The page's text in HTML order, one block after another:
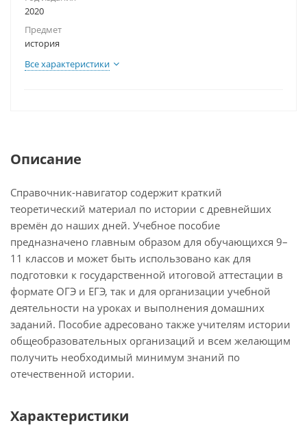
2020
Предмет
история
Все характеристики
Описание
Справочник-навигатор содержит краткий
теоретический материал по истории с древнейших
времён до наших дней. Учебное пособие
предназначено главным образом для обучающихся 9–
11 классов и может быть использовано как для
подготовки к государственной итоговой аттестации в
формате ОГЭ и ЕГЭ, так и для организации учебной
деятельности на уроках и выполнения домашних
заданий. Пособие адресовано также учителям истории
общеобразовательных организаций и всем желающим
получить необходимый минимум знаний по
отечественной истории.
Характеристики